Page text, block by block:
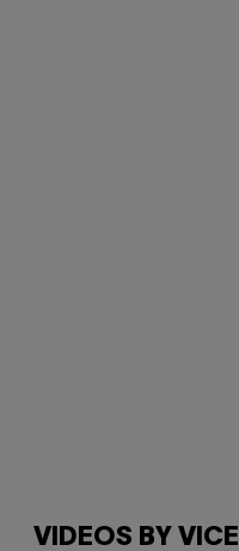
VIDEOS BY VICE